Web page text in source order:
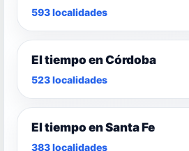
593 localidades
El tiempo en Córdoba
523 localidades
El tiempo en Santa Fe
383 localidades